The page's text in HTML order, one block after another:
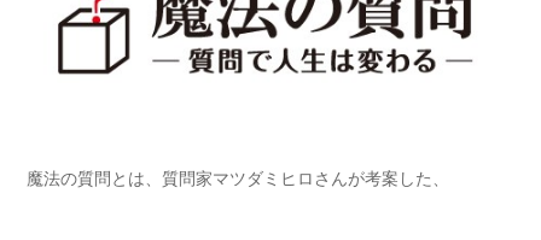
魔法の質問とは、質問家マツダミヒロさんが考案した、